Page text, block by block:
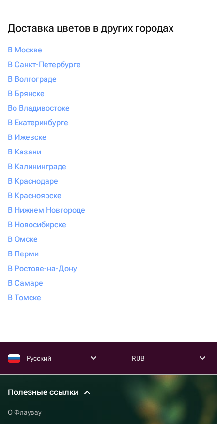
Доставка цветов в других городах
В Москве
В Санкт-Петербурге
В Волгограде
В Брянске
Во Владивостоке
В Екатеринбурге
В Ижевске
В Казани
В Калининграде
В Краснодаре
В Красноярске
В Нижнем Новгороде
В Новосибирске
В Омске
В Перми
В Ростове-на-Дону
В Самаре
В Томске
Русский RUB
Полезные ссылки
О Флаувау